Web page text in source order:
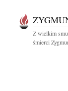
Z wielkim
śmierci